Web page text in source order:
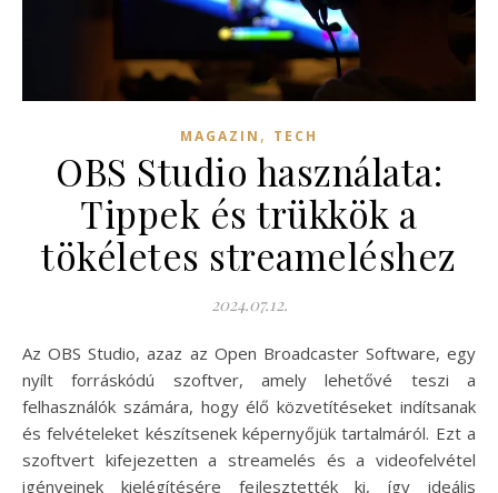
MAGAZIN , TECH
OBS Studio használata:
Tippek és trükkök a
tökéletes streameléshez
2024.07.12.
Az OBS Studio, azaz az Open Broadcaster Software, egy
nyílt forráskódú szoftver, amely lehetővé teszi a
felhasználók számára, hogy élő közvetítéseket indítsanak
és felvételeket készítsenek képernyőjük tartalmáról. Ezt a
szoftvert kifejezetten a streamelés és a videofelvétel
igényeinek kielégítésére fejlesztették ki, így ideális